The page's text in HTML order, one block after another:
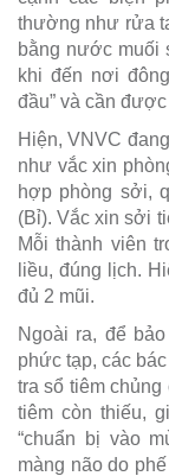
thường như rửa
bằng nước muối
khi đến nơi
đầu” và cần
Hiện, VNVC
như vắc xin
hợp phòng sởi,
(Bỉ). Vắc xin sởi
Mỗi thành viên
liều, đúng lịch.
đủ 2 mũi.
Ngoài ra, để
phức tạp, các
tra sổ tiêm chủng
tiêm còn thiếu,
“chuẩn bị vào
màng não do